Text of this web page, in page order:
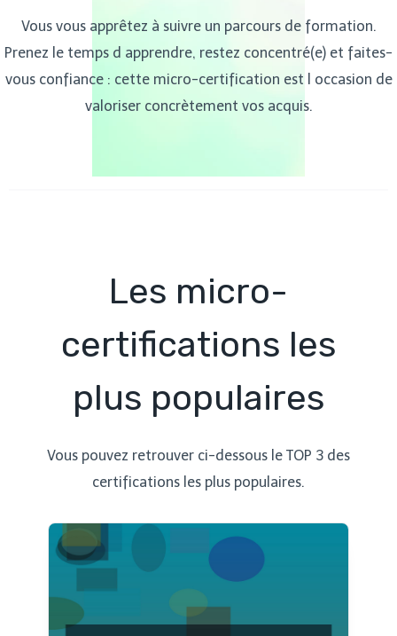
Vous vous apprêtez à suivre un parcours de formation.
Prenez le temps d apprendre, restez concentré(e) et faites-
vous confiance : cette micro-certification est l occasion de
valoriser concrètement vos acquis.
Les micro-
certifications les
plus populaires
Vous pouvez retrouver ci-dessous le TOP 3 des
certifications les plus populaires.